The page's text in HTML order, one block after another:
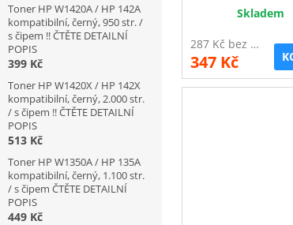
Toner HP W1420A / HP 142A
kompatibilní, černý, 950 str. /
s čipem !! ČTĚTE DETAILNÍ
POPIS
399 Kč
Toner HP W1420X / HP 142X
kompatibilní, černý, 2.000 str.
/ s čipem !! ČTĚTE DETAILNÍ
POPIS
513 Kč
Toner HP W1350A / HP 135A
kompatibilní, černý, 1.100 str.
/ s čipem ČTĚTE DETAILNÍ
POPIS
449 Kč
Skladem
287 Kč bez DPH
347 Kč